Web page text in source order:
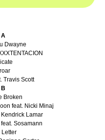
A
Dwayne
Travis Scott
B
Broken
feat. Nicki Minaj
Lamar
Sosamann
Letter